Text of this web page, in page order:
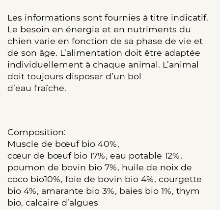
Les informations sont fournies à titre indicatif.
Le besoin en énergie et en nutriments du
chien varie en fonction de sa phase de vie et
de son âge. L’alimentation doit être adaptée
individuellement à chaque animal. L’animal
doit toujours disposer d’un bol
d’eau fraîche.
Composition:
Muscle de bœuf bio 40%,
cœur de bœuf bio 17%, eau potable 12%,
poumon de bovin bio 7%, huile de noix de
coco bio10%, foie de bovin bio 4%, courgette
bio 4%, amarante bio 3%, baies bio 1%, thym
bio, calcaire d’algues